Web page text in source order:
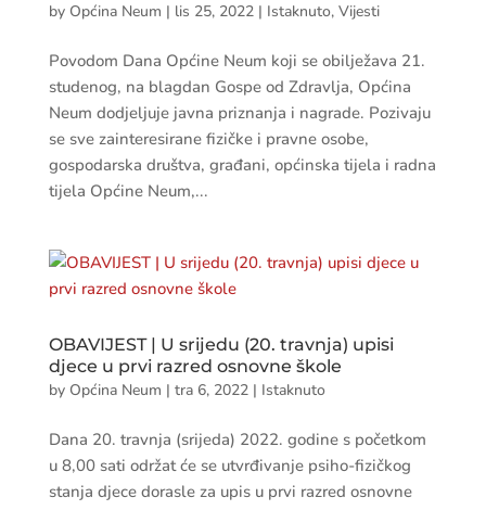
by Općina Neum | lis 25, 2022| Istaknuto, Vijesti
Povodom Dana Općine Neum koji se obilježava 21.
studenog, na blagdan Gospe od Zdravlja, Općina
Neum dodjeljuje javna priznanja i nagrade. Pozivaju
se sve zainteresirane fizičke i pravne osobe,
gospodarska društva, građani, općinska tijela i radna
tijela Općine Neum,...
OBAVIJEST | U srijedu (20. travnja) upisi
djece u prvi razred osnovne škole
by Općina Neum | tra 6, 2022| Istaknuto
Dana 20. travnja (srijeda) 2022. godine s početkom
u 8,00 sati održat će se utvrđivanje psiho-fizičkog
stanja djece dorasle za upis u prvi razred osnovne